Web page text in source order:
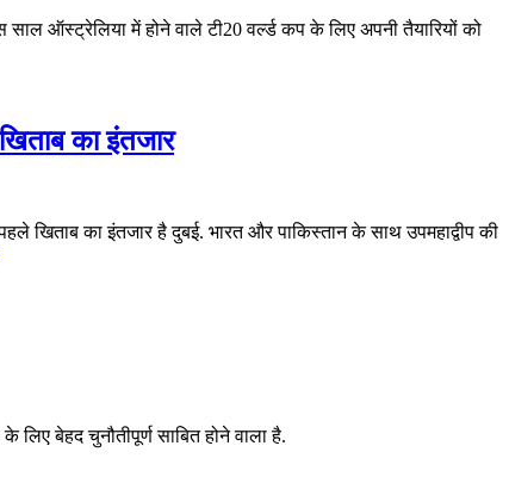
ऑस्ट्रेलिया में होने वाले टी20 वर्ल्ड कप के लिए अपनी तैयारियों को
का इंतजार
खिताब का इंतजार है दुबई. भारत और पाकिस्तान के साथ उपमहाद्वीप की
बेहद चुनौतीपूर्ण साबित होने वाला है.